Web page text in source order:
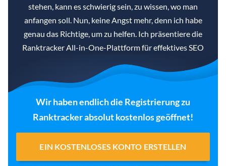
stehen, kann es schwierig sein, zu wissen, wo man
anfangen soll. Nun, keine Angst mehr, denn ich habe
genau das Richtige, um zu helfen. Ich präsentiere die
Ranktracker All-in-One-Plattform für effektives SEO
Wir haben endlich die Registrierung zu
Ranktracker absolut kostenlos geöffnet!
EIN KOSTENLOSES KONTO ERSTELLEN